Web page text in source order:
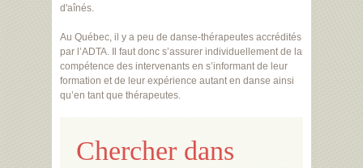
d'aînés.
Au Québec, il y a peu de danse-thérapeutes accrédités
par l’ADTA. Il faut donc s’assurer individuellement de la
compétence des intervenants en s’informant de leur
formation et de leur expérience autant en danse ainsi
qu’en tant que thérapeutes.
Chercher dans